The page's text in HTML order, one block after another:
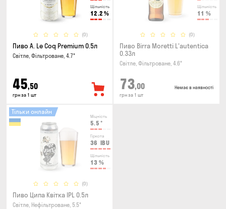
Щільність
12.2 %
(0)
Пиво A. Le Coq Premium 0.5л
Світле, Фільтроване, 4.7°
45,50
грн за 1 шт
Щільність
11 %
(0)
Пиво Birra Moretti L'autentica
0.33л
Світле, Фільтроване, 4.6°
73,00
грн за 1 шт
Немає в наявності
Міцність
5.5 °
Гіркота
36 IBU
Щільність
13 %
(0)
Тільки онлайн
Пиво Ципа Квітка IPL 0.5л
Світле, Нефільтроване, 5.5°